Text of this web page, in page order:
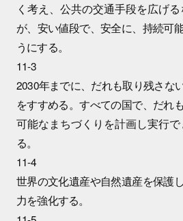
く考え、公共の交通手段を広げ
が、安い値段で、安全に、持続可
うにする。
11-3
2030年までに、だれも取り残さな
をすすめる。すべての国で、だれ
可能なまちづくりを計画し実行
る。
11-4
世界の文化遺産や自然遺産を保護
力を強化する。